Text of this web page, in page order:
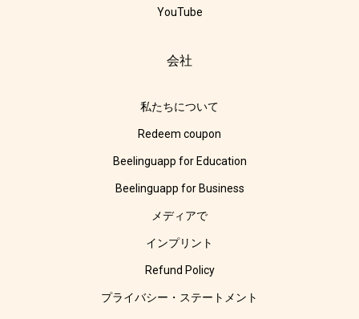
YouTube
会社
私たちについて
Redeem coupon
Beelinguapp for Education
Beelinguapp for Business
メディアで
インプリント
Refund Policy
プライバシー・ステートメント